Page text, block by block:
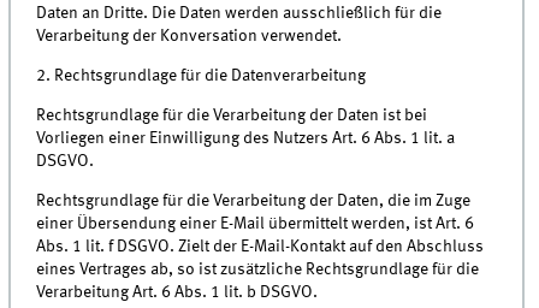
Daten an Dritte. Die Daten werden ausschließlich für die
Verarbeitung der Konversation verwendet.
2. Rechtsgrundlage für die Datenverarbeitung
Rechtsgrundlage für die Verarbeitung der Daten ist bei
Vorliegen einer Einwilligung des Nutzers Art. 6 Abs. 1 lit. a
DSGVO.
Rechtsgrundlage für die Verarbeitung der Daten, die im Zuge
einer Übersendung einer E-Mail übermittelt werden, ist Art. 6
Abs. 1 lit. f DSGVO. Zielt der E-Mail-Kontakt auf den Abschluss
eines Vertrages ab, so ist zusätzliche Rechtsgrundlage für die
Verarbeitung Art. 6 Abs. 1 lit. b DSGVO.